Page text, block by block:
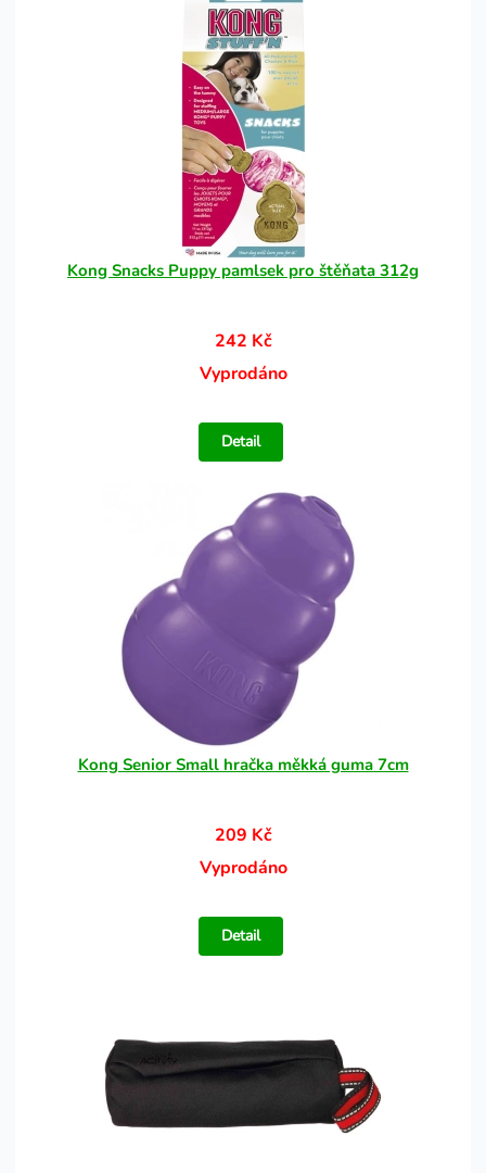
Kong Snacks Puppy pamlsek pro štěňata 312g
242 Kč
Vyprodáno
Detail
Kong Senior Small hračka měkká guma 7cm
209 Kč
Vyprodáno
Detail